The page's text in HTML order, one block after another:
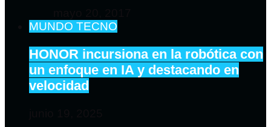
MUNDO TECNO
HONOR incursiona en la robótica con
un enfoque en IA y destacando en
velocidad